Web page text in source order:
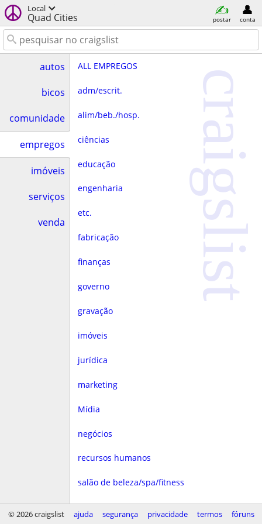
Local
Quad Cities postar conta
autos
bicos
comunidade
empregos
imóveis
serviços
venda
ALL EMPREGOS
adm/escrit.
alim/beb./hosp.
ciências
educação
engenharia
etc.
fabricação
finanças
governo
gravação
imóveis
jurídica
marketing
Mídia
negócios
recursos humanos
salão de beleza/spa/fitness
saúde
craigslist
© 2026 craigslist ajuda segurança privacidade termos fóruns